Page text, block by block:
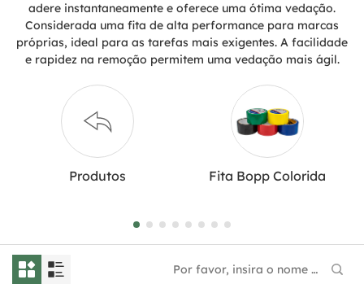
adere instantaneamente e oferece uma ótima vedação.
Considerada uma fita de alta performance para marcas
próprias, ideal para as tarefas mais exigentes. A facilidade
e rapidez na remoção permitem uma vedação mais ágil.
Produtos Fita Bopp Colorida